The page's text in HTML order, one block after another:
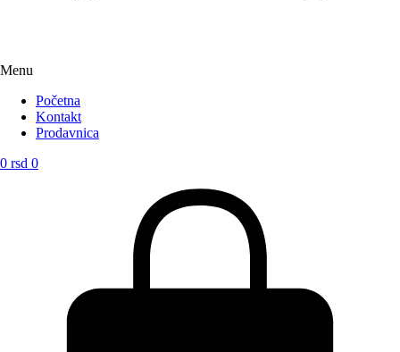
Menu
Početna
Kontakt
Prodavnica
0 rsd 0